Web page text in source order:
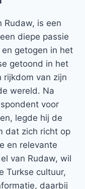
Rudaw, is een
diepe passie
getogen in het
getoond in het
rijkdom van zijn
wereld. Na
voor
legde hij de
dat zich richt op
en relevante
van Rudaw, wil
Turkse cultuur,
daarbij